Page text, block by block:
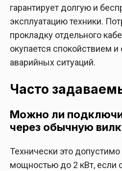
гарантирует долгую и
эксплуатацию техники.
прокладку отдельного
окупается спокойствием и
аварийных ситуаций.
Часто
Можно ли
через обычную
Технически это
мощностью до 2 кВт, если